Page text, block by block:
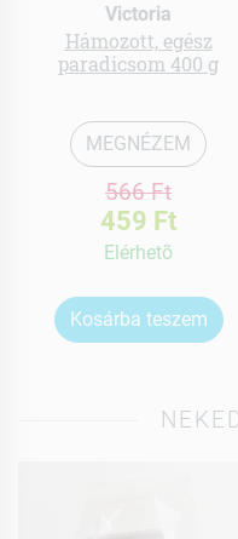
Victoria
Hámozott, egész
paradicsom 400 g
MEGNÉZEM
566 Ft
459 Ft
Elérhetõ
Kosárba teszem